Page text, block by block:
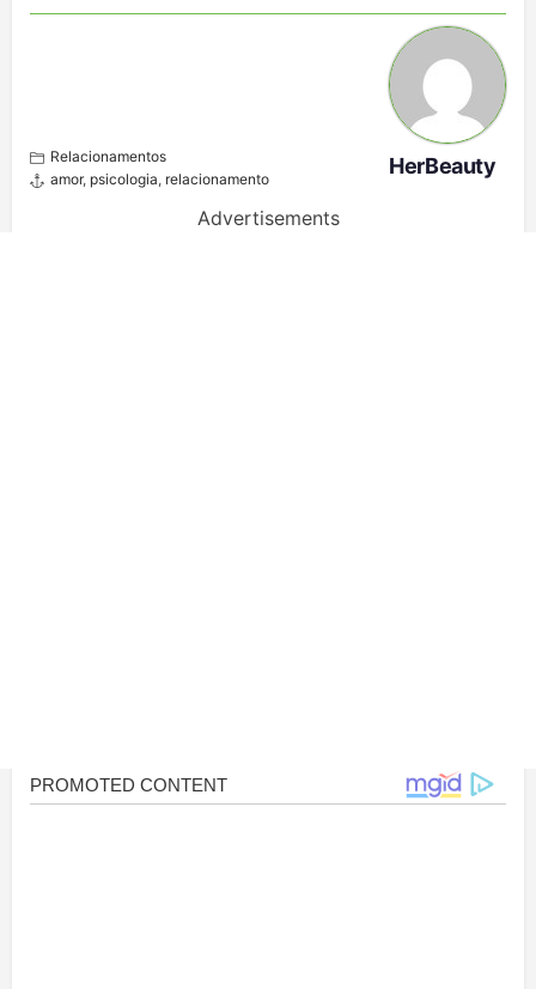
Relacionamentos
amor, psicologia, relacionamento
HerBeauty
Advertisements